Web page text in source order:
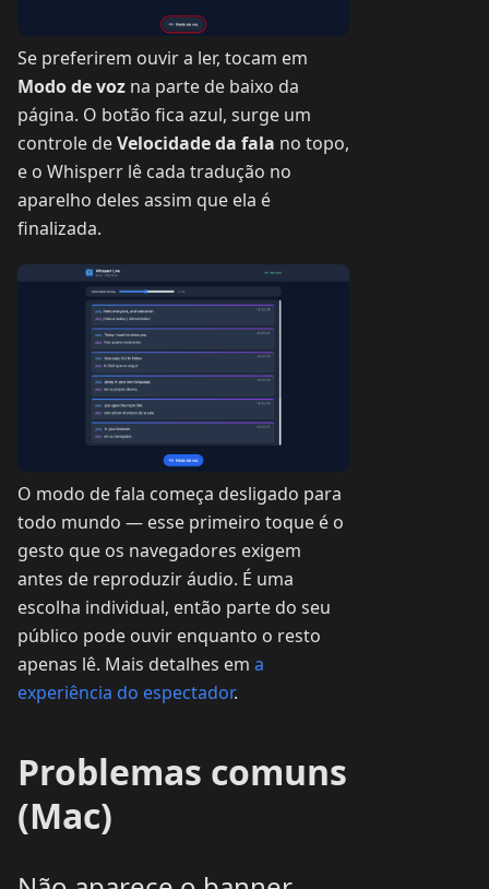
Se preferirem ouvir a ler, tocam em
Modo de voz na parte de baixo da
página. O botão fica azul, surge um
controle deVelocidade da fala no topo,
e o Whisperr lê cada tradução no
aparelho deles assim que ela é
finalizada.
O modo de fala começa desligado para
todo mundo — esse primeiro toque é o
gesto que os navegadores exigem
antes de reproduzir áudio. É uma
escolha individual, então parte do seu
público pode ouvir enquanto o resto
apenas lê. Mais detalhes em a
experiência do espectador.
Problemas comuns
(Mac)